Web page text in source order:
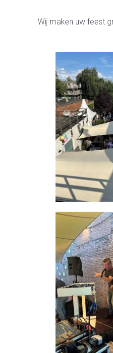
Wij maken uw feest